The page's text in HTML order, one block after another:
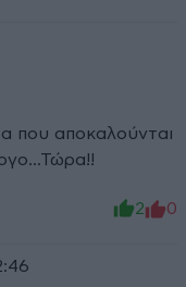
που αποκαλούνται
2 0